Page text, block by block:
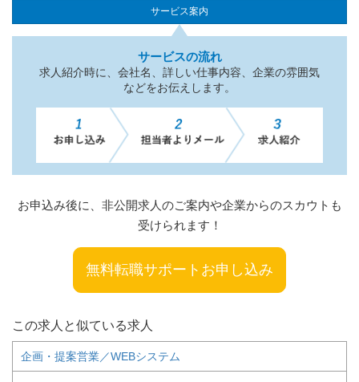
サービス案内
サービスの流れ
求人紹介時に、会社名、詳しい仕事内容、企業の雰囲気
などをお伝えします。
お申込み後に、非公開求人のご案内や企業からのスカウトも
受けられます！
無料転職サポートお申し込み
この求人と似ている求人
企画・提案営業／WEBシステム